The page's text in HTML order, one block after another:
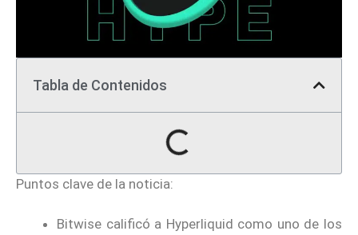
Tabla de Contenidos
Puntos clave de la noticia:
Bitwise calificó a Hyperliquid como uno de los